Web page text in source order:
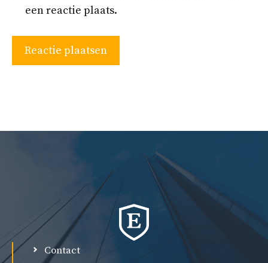
een reactie plaats.
Contact